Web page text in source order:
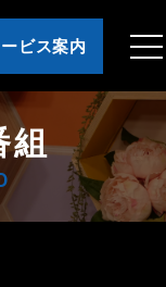
ビス案内
組